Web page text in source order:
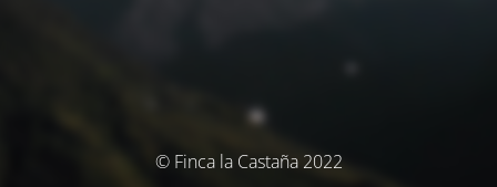
© Finca la Castaña 2022